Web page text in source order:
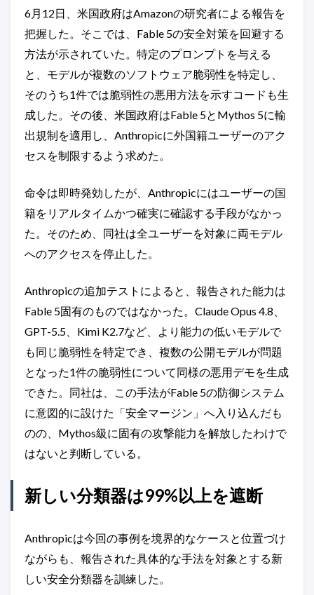
6月12日、米国政府はAmazonの研究者による報告を
把握した。そこでは、Fable 5の安全対策を回避する
方法が示されていた。特定のプロンプトを与える
と、モデルが複数のソフトウェア脆弱性を特定し、
そのうち1件では脆弱性の悪用方法を示すコードも生
成した。その後、米国政府はFable 5とMythos 5に輸
出規制を適用し、Anthropicに外国籍ユーザーのアク
セスを制限するよう求めた。
命令は即時発効したが、Anthropicにはユーザーの国
籍をリアルタイムかつ確実に確認する手段がなかっ
た。そのため、同社は全ユーザーを対象に両モデル
へのアクセスを停止した。
Anthropicの追加テストによると、報告された能力は
Fable 5固有のものではなかった。Claude Opus 4.8、
GPT-5.5、Kimi K2.7など、より能力の低いモデルで
も同じ脆弱性を特定でき、複数の公開モデルが問題
となった1件の脆弱性について同様の悪用デモを生成
できた。同社は、この手法がFable 5の防御システム
に意図的に設けた「安全マージン」へ入り込んだも
のの、Mythos級に固有の攻撃能力を解放したわけで
はないと判断している。
新しい分類器は99%以上を遮断
Anthropicは今回の事例を境界的なケースと位置づけ
ながらも、報告された具体的な手法を対象とする新
しい安全分類器を訓練した。